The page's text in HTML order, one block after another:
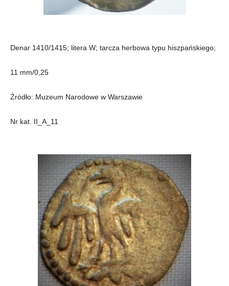
Denar 1410/1415; litera W; tarcza herbowa typu hiszpańskiego;
11 mm/0,25
Źródło: Muzeum Narodowe w Warszawie
Nr kat. II_A_11